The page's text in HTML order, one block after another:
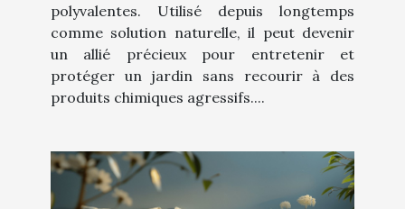
polyvalentes. Utilisé depuis longtemps
comme solution naturelle, il peut devenir
un allié précieux pour entretenir et
protéger un jardin sans recourir à des
produits chimiques agressifs....